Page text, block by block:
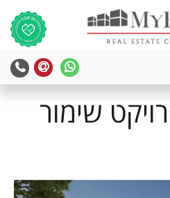
שימור